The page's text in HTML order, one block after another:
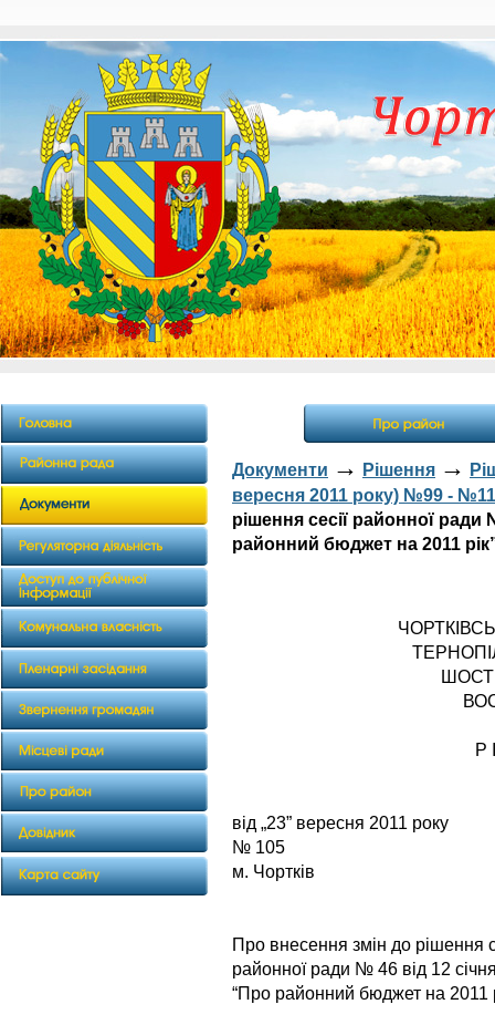
Документи → Рішення →
вересня 2011 року) №99 -
рішення сесії районної ради
районний бюджет на 2011
Р
від „23”
№ 105
м. Чортків
Про внесення змін до рішення
районної ради № 46 від 12
“Про районний бюджет на 2011